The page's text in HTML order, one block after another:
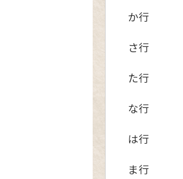
か行
さ行
た行
な行
は行
ま行